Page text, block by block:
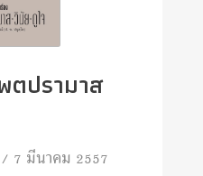
ตปรามาส
/ 7 มีนาคม 2557